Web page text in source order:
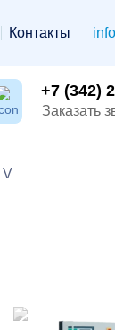
Контакты
+7 (342)
Заказать
V